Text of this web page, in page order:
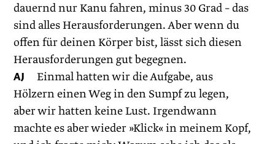
dauernd nur Kanu fahren, minus 30 Grad – das
sind alles Herausforderungen. Aber wenn du
offen für deinen Körper bist, lässt sich diesen
Herausforderungen gut begegnen.
AJEinmal hatten wir die Aufgabe, aus
Hölzern einen Weg in den Sumpf zu legen,
aber wir hatten keine Lust. Irgendwann
machte es aber wieder »Klick« in meinem Kopf,